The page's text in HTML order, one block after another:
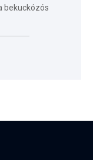
bekuckózós